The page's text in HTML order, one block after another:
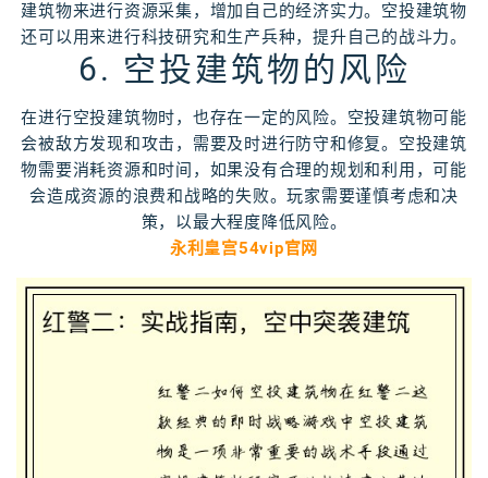
建筑物来进行资源采集，增加自己的经济实力。空投建筑物
还可以用来进行科技研究和生产兵种，提升自己的战斗力。
6. 空投建筑物的风险
在进行空投建筑物时，也存在一定的风险。空投建筑物可能
会被敌方发现和攻击，需要及时进行防守和修复。空投建筑
物需要消耗资源和时间，如果没有合理的规划和利用，可能
会造成资源的浪费和战略的失败。玩家需要谨慎考虑和决
策，以最大程度降低风险。
永利皇宫54vip官网